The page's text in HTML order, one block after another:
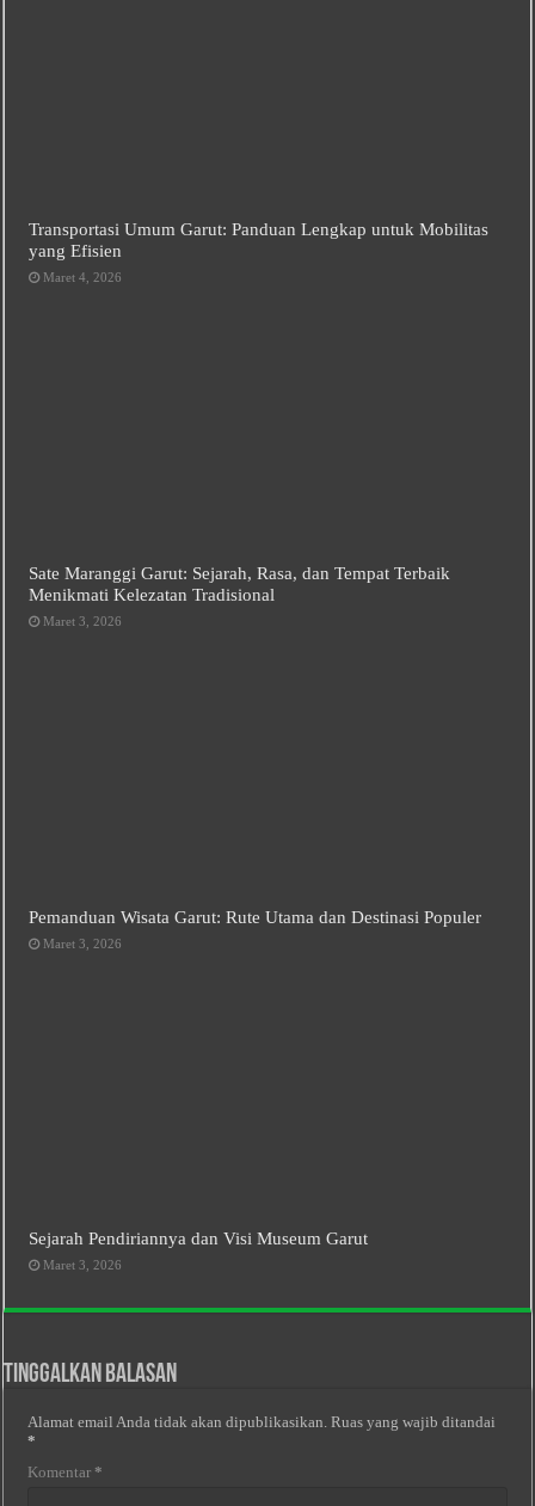
Transportasi Umum Garut: Panduan Lengkap untuk Mobilitas
yang Efisien
Maret 4, 2026
Sate Maranggi Garut: Sejarah, Rasa, dan Tempat Terbaik
Menikmati Kelezatan Tradisional
Maret 3, 2026
Pemanduan Wisata Garut: Rute Utama dan Destinasi Populer
Maret 3, 2026
Sejarah Pendiriannya dan Visi Museum Garut
Maret 3, 2026
Tinggalkan Balasan
Alamat email Anda tidak akan dipublikasikan. Ruas yang wajib ditandai
*
Komentar *